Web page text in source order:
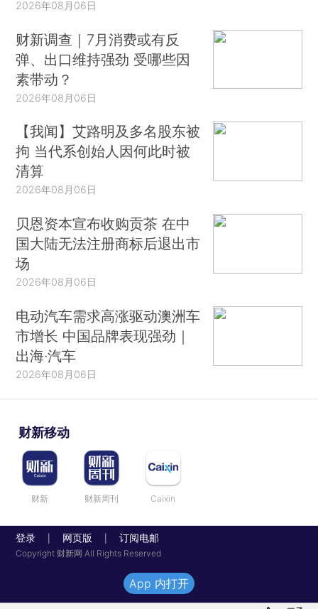
2026年08月06日
财新调查｜7月消费或有反
弹、出口维持强劲 受哪些因
素带动？
2026年08月06日
【我闻】艾路明及多名股东被
拘 当代系创始人因何此时被
清算
2026年08月06日
贝恩资本宣布收购贡茶 在中
国大陆无法注册商标后退出市
场
2026年08月06日
电动汽车需求高涨驱动澳洲车
市增长 中国品牌表现强劲｜
出海·汽车
2026年08月06日
财新移动
财新 财新周刊 Caixin
登录 网页版 订阅电邮
Copyright 财新网 All Rights Reserved
App 内打开